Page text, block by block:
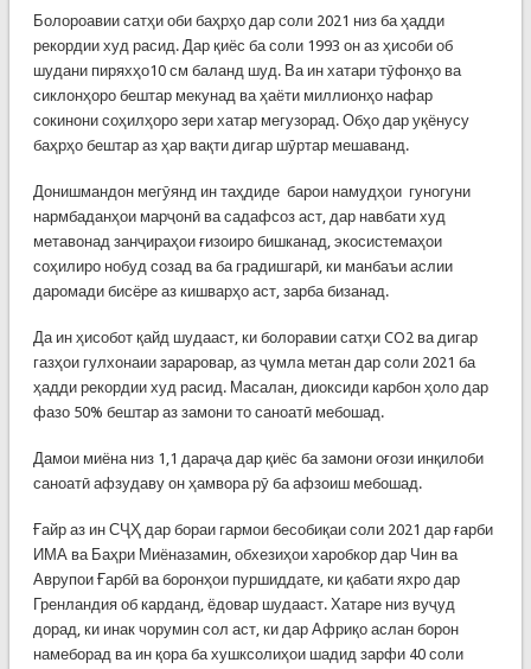
Болороавии сатҳи оби баҳрҳо дар соли 2021 низ ба ҳадди
рекордии худ расид. Дар қиёс ба соли 1993 он аз ҳисоби об
шудани пиряхҳо10 см баланд шуд. Ва ин хатари тӯфонҳо ва
сиклонҳоро бештар мекунад ва ҳаёти миллионҳо нафар
сокинони соҳилҳоро зери хатар мегузорад. Обҳо дар уқёнусу
баҳрҳо бештар аз ҳар вақти дигар шӯртар мешаванд.
Донишмандон мегӯянд ин таҳдиде барои намудҳои гуногуни
нармбаданҳои марҷонӣ ва садафсоз аст, дар навбати худ
метавонад занҷираҳои ғизоиро бишканад, экосистемаҳои
соҳилиро нобуд созад ва ба градишгарӣ, ки манбаъи аслии
даромади бисёре аз кишварҳо аст, зарба бизанад.
Да ин ҳисобот қайд шудааст, ки болоравии сатҳи CO2 ва дигар
газҳои гулхонаии зараровар, аз ҷумла метан дар соли 2021 ба
ҳадди рекордии худ расид. Масалан, диоксиди карбон ҳоло дар
фазо 50% бештар аз замони то саноатӣ мебошад.
Дамои миёна низ 1,1 дараҷа дар қиёс ба замони оғози инқилоби
саноатӣ афзудаву он ҳамвора рӯ ба афзоиш мебошад.
Ғайр аз ин СҶҲ дар бораи гармои бесобиқаи соли 2021 дар ғарби
ИМА ва Баҳри Миёназамин, обхезиҳои харобкор дар Чин ва
Аврупои Ғарбӣ ва боронҳои пуршиддате, ки қабати яхро дар
Гренландия об карданд, ёдовар шудааст. Хатаре низ вуҷуд
дорад, ки инак чорумин сол аст, ки дар Африқо аслан борон
намеборад ва ин қора ба хушксолиҳои шадид зарфи 40 соли